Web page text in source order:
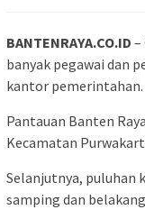
BANTENRAYA.CO.ID –
banyak pegawai dan
kantor pemerintahan.
Pantauan Banten
Kecamatan
Selanjutnya, puluhan
samping dan